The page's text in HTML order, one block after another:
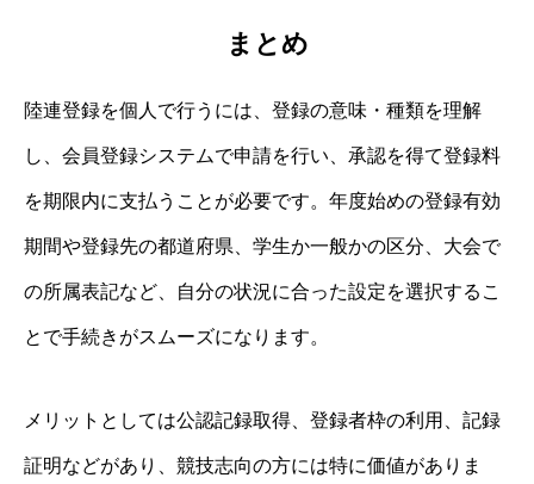
まとめ
陸連登録を個人で行うには、登録の意味・種類を理解
し、会員登録システムで申請を行い、承認を得て登録料
を期限内に支払うことが必要です。年度始めの登録有効
期間や登録先の都道府県、学生か一般かの区分、大会で
の所属表記など、自分の状況に合った設定を選択するこ
とで手続きがスムーズになります。
メリットとしては公認記録取得、登録者枠の利用、記録
証明などがあり、競技志向の方には特に価値がありま